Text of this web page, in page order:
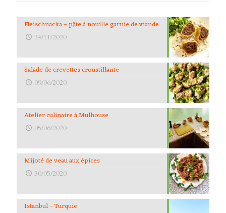
Fleischnacka – pâte à nouille garnie de viande
24/11/2020
Salade de crevettes croustillante
09/06/2020
Atelier culinaire à Mulhouse
05/06/2020
Mijoté de veau aux épices
30/05/2020
Istanbul – Turquie